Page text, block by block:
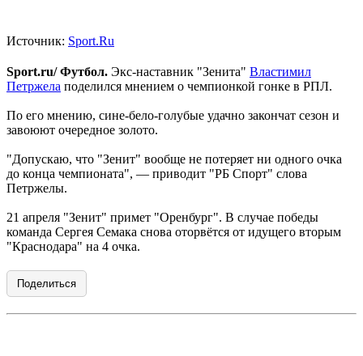
Источник: Sport.Ru
Sport.ru/ Футбол. Экс-наставник "Зенита" Властимил
Петржела поделился мнением о чемпионкой гонке в РПЛ.
По его мнению, сине-бело-голубые удачно закончат сезон и
завоюют очередное золото.
"Допускаю, что "Зенит" вообще не потеряет ни одного очка
до конца чемпионата", — приводит "РБ Спорт" слова
Петржелы.
21 апреля "Зенит" примет "Оренбург". В случае победы
команда Сергея Семака снова оторвётся от идущего вторым
"Краснодара" на 4 очка.
Поделиться